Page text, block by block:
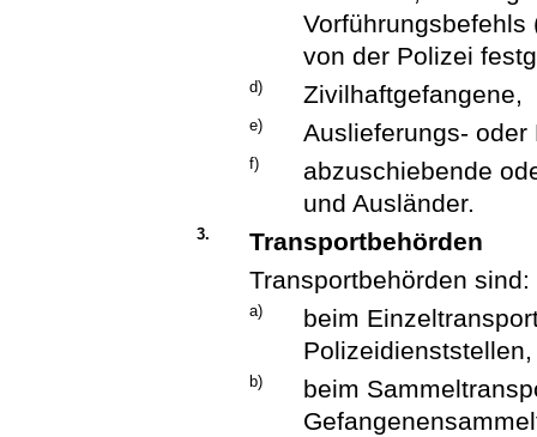
Vorführungsbefehls
von der Polizei
d) Zivilhaftgefangene,
e) Auslieferungs-
f)
abzuschiebende
und Ausländer.
3.
Transportbehörden
Transportbehörden sind:
a)
beim
Polizeidienststellen,
b)
beim